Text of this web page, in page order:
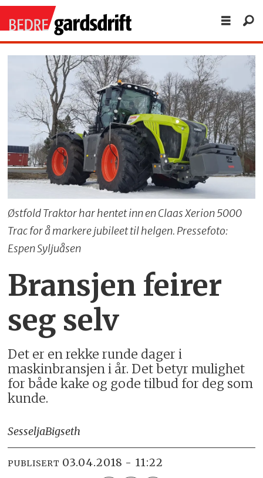
Østfold Traktor har hentet inn en Claas Xerion 5000
Trac for å markere jubileet til helgen. Pressefoto:
Espen Syljuåsen
Bransjen feirer
seg selv
Det er en rekke runde dager i
maskinbransjen i år. Det betyr mulighet
for både kake og gode tilbud for deg som
kunde.
SesseljaBigseth
PUBLISERT 03.04.2018 - 11:22